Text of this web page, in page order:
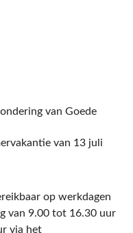
van Goede
van 13 juli
op werkdagen
van 9.00 tot 16.30 uur
via het